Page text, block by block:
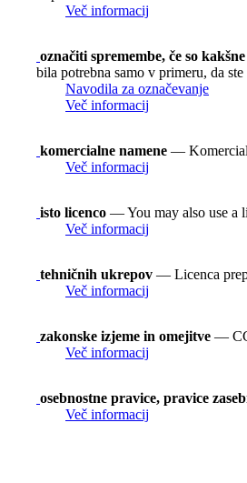
Več informacij
označiti spremembe, če so
bila potrebna samo v primeru, da
Navodila za označevanje
Več informacij
komercialne namene —
Več informacij
isto licenco — You may also use a
Več informacij
tehničnih ukrepov — Licenca
Več informacij
zakonske izjeme in omejitve —
Več informacij
osebnostne pravice, pravice
Več informacij